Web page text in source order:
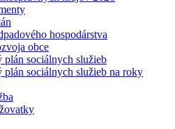
hospodárstva
obce
sociálnych služieb
sociálnych služieb na roky